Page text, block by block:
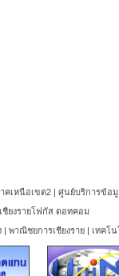
คเหนือเขต2 | ศูนย์บริการข้อมู
เชียงรายโฟกัส ดอทคอม
| พาณิชยการเชียงราย | เทคโน